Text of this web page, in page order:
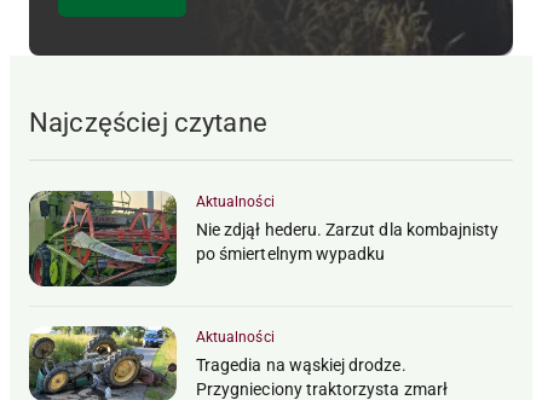
Najczęściej czytane
Aktualności
Nie zdjął hederu. Zarzut dla kombajnisty
po śmiertelnym wypadku
Aktualności
Tragedia na wąskiej drodze.
Przygnieciony traktorzysta zmarł